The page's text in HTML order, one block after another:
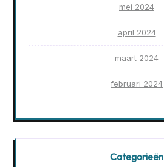
mei 2024
april 2024
maart 2024
februari 2024
Categorieën